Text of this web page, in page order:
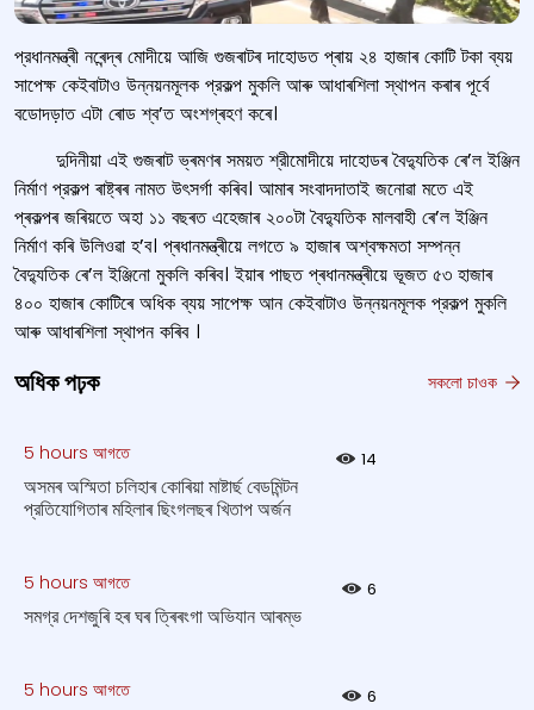
প্রধানমন্ত্ৰী নৰেন্দ্ৰ মোদীয়ে আজি গুজৰাটৰ দাহোডত প্ৰায় ২৪ হাজাৰ কোটি টকা ব্যয়
সাপেক্ষ কেইবাটাও উন্নয়নমূলক প্রকল্প মুকলি আৰু আধাৰশিলা স্থাপন কৰাৰ পূৰ্বে
বডোদড়াত এটা ৰোড শ্ব’ত অংশগ্ৰহণ কৰে।
দুদিনীয়া এই গুজৰাট ভ্ৰমণৰ সময়ত শ্রীমোদীয়ে দাহোডৰ বৈদ্যুতিক ৰে’ল ইঞ্জিন
নির্মাণ প্রকল্প ৰাষ্ট্ৰৰ নামত উৎসৰ্গা কৰিব। আমাৰ সংবাদদাতাই জনোৱা মতে এই
প্ৰকল্পৰ জৰিয়তে অহা ১১ বছৰত এহেজাৰ ২০০টা বৈদ্যুতিক মালবাহী ৰে’ল ইঞ্জিন
নিৰ্মাণ কৰি উলিওৱা হ’ব। প্ৰধানমন্ত্ৰীয়ে লগতে ৯ হাজাৰ অশ্বক্ষমতা সম্পন্ন
বৈদ্যুতিক ৰে’ল ইঞ্জিনো মুকলি কৰিব। ইয়াৰ পাছত প্ৰধানমন্ত্ৰীয়ে ভূজত ৫৩ হাজাৰ
৪০০ হাজাৰ কোটিৰে অধিক ব্যয় সাপেক্ষ আন কেইবাটাও উন্নয়নমূলক প্রকল্প মুকলি
আৰু আধাৰশিলা স্থাপন কৰিব ।
অধিক পঢ়ক সকলো চাওক
5 hours আগতে 14
অসমৰ অস্মিতা চলিহাৰ কোৰিয়া মাষ্টাৰ্ছ বেডমিন্টন
প্রতিযোগিতাৰ মহিলাৰ ছিংগলছৰ খিতাপ অর্জন
5 hours আগতে 6
সমগ্র দেশজুৰি হৰ ঘৰ ত্ৰিৰংগা অভিযান আৰম্ভ
5 hours আগতে 6